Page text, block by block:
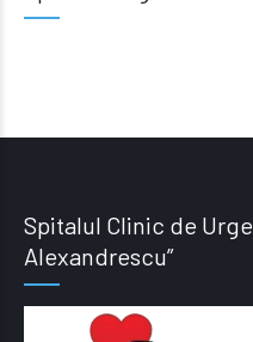
Spitalul Clinic de
Alexandrescu”